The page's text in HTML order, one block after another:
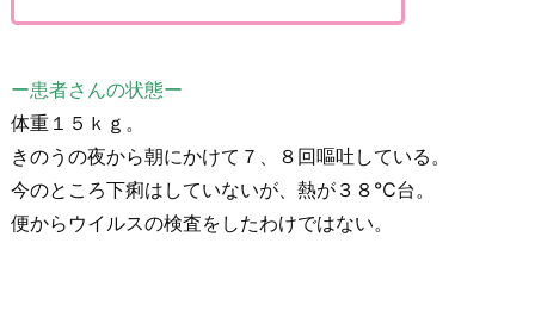
ー患者さんの状態ー
体重１５ｋｇ。
きのうの夜から朝にかけて７、８回嘔吐している。
今のところ下痢はしていないが、熱が３８℃台。
便からウイルスの検査をしたわけではない。